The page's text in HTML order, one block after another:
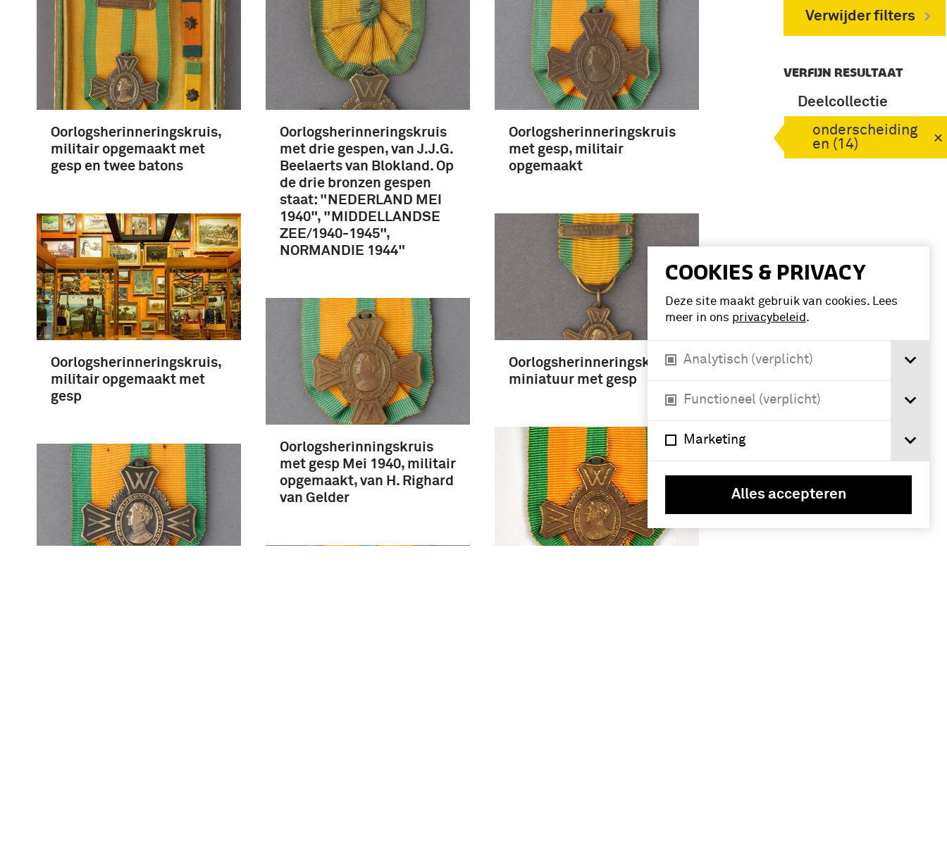
COOKIES & PRIVACY
Deze site maakt gebruik van cookies. Lees
meer in ons privacybeleid.
Analytisch (verplicht)
Functioneel (verplicht)
Marketing
Alles accepteren
Verwijder filters
VERFIJN RESULTAAT
Deelcollectie
onderscheiding
en (14)
Oorlogsherinneringskruis,
militair opgemaakt met
gesp en twee batons
Oorlogsherinneringskruis,
militair opgemaakt met
gesp
Oorlogsherinneringskruis
met drie gespen, van J.J.G.
Beelaerts van Blokland. Op
de drie bronzen gespen
staat: "NEDERLAND MEI
1940", "MIDDELLANDSE
ZEE/1940-1945",
NORMANDIE 1944"
Oorlogsherinningskruis
met gesp Mei 1940, militair
opgemaakt, van H. Righard
van Gelder
Oorlogsherinneringskruis
met gesp, militair
opgemaakt
Oorlogsherinneringskruis,
miniatuur met gesp